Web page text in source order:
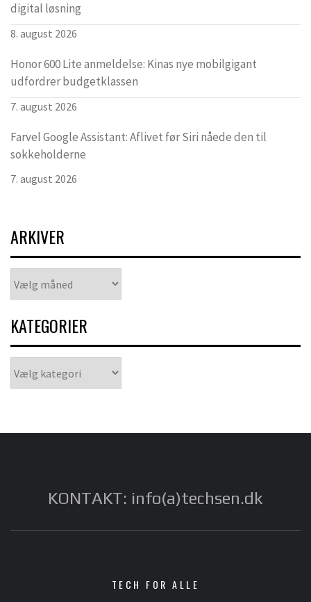
digital løsning
8. august 2026
Honor 600 Lite anmeldelse: Kinas nye mobilgigant
udfordrer budgetklassen
7. august 2026
Farvel Google Assistant: Aflivet før Siri nåede den til
sokkeholderne
7. august 2026
ARKIVER
KATEGORIER
KONTAKT: info(a)techsen.dk
TECH FOR ALLE